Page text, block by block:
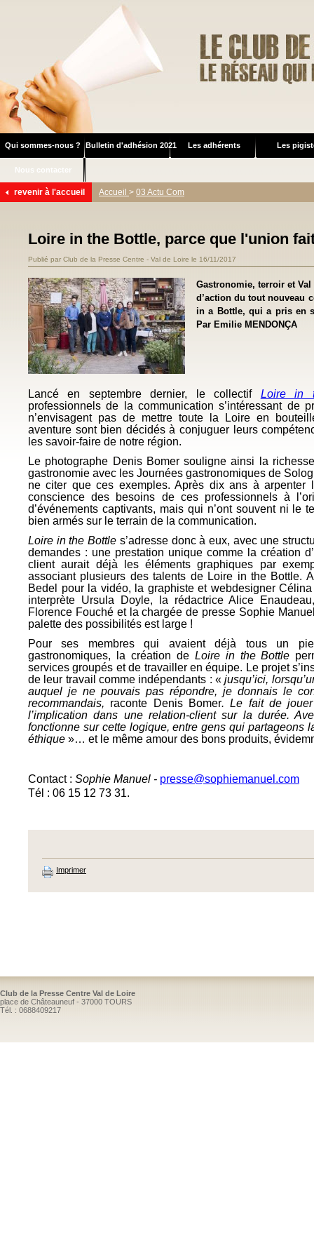
Qui sommes-nous ? Bulletin d'adhésion 2021 Les adhérents Les
Nous contacter
revenir à l'accueil Accueil > 03 Actu Com
Loire in the Bottle, parce que l'union
Publié par Club de la Presse Centre - Val de Loire le 16/11/2017
Gastronomie, terroir et
d’action du tout nouveau
in a Bottle, qui a pris en
Par Emilie MENDONÇA
Lancé en septembre dernier, le collectif Loire in
professionnels de la communication s’intéressant de
n’envisagent pas de mettre toute la Loire en
aventure sont bien décidés à conjuguer leurs
les savoir-faire de notre région.
Le photographe Denis Bomer souligne ainsi la
gastronomie avec les Journées gastronomiques de
ne citer que ces exemples. Après dix ans à
conscience des besoins de ces professionnels à
d’événements captivants, mais qui n’ont souvent ni le
bien armés sur le terrain de la communication.
Loire in the Bottle s’adresse donc à eux, avec une
demandes : une prestation unique comme la création
client aurait déjà les éléments graphiques par
associant plusieurs des talents de Loire in the Bottle.
Bedel pour la vidéo, la graphiste et webdesigner
interprète Ursula Doyle, la rédactrice Alice
Florence Fouché et la chargée de presse Sophie
palette des possibilités est large !
Pour ses membres qui avaient déjà tous un
gastronomiques, la création de Loire in the Bottle
services groupés et de travailler en équipe. Le projet
de leur travail comme indépendants : «jusqu’ici,
auquel je ne pouvais pas répondre, je donnais le
recommandais, raconte Denis Bomer. Le fait de jouer
l’implication dans une relation-client sur la durée.
fonctionne sur cette logique, entre gens qui partageons
éthique »… et le même amour des bons produits,
Contact : Sophie Manuel - presse@sophiemanuel.com
Tél : 06 15 12 73 31.
Imprimer
Club de la Presse Centre Val de Loire
place de Châteauneuf - 37000 TOURS
Tél. : 0688409217